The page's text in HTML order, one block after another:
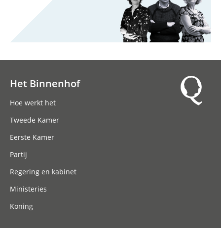
Het Binnenhof
Hoe werkt het
Tweede Kamer
Eerste Kamer
Partij
Regering en kabinet
Ministeries
Koning